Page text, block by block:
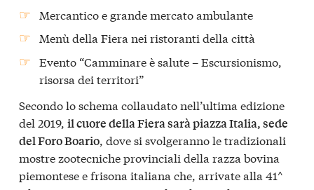
Mercantico e grande mercato ambulante
Menù della Fiera nei ristoranti della città
Evento “Camminare è salute – Escursionismo,
risorsa dei territori”
Secondo lo schema collaudato nell’ultima edizione
del 2019, il cuore della Fiera sarà piazza Italia, sede
del Foro Boario, dove si svolgeranno le tradizionali
mostre zootecniche provinciali della razza bovina
piemontese e frisona italiana che, arrivate alla 41^